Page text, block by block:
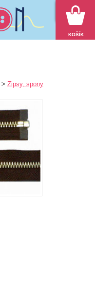
KOŠÍK
Zipsy, spony